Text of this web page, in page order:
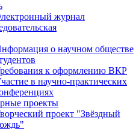
журнал
о научном обществе
к оформлению ВКР
в научно-практических
проекты
проект "Звёздный